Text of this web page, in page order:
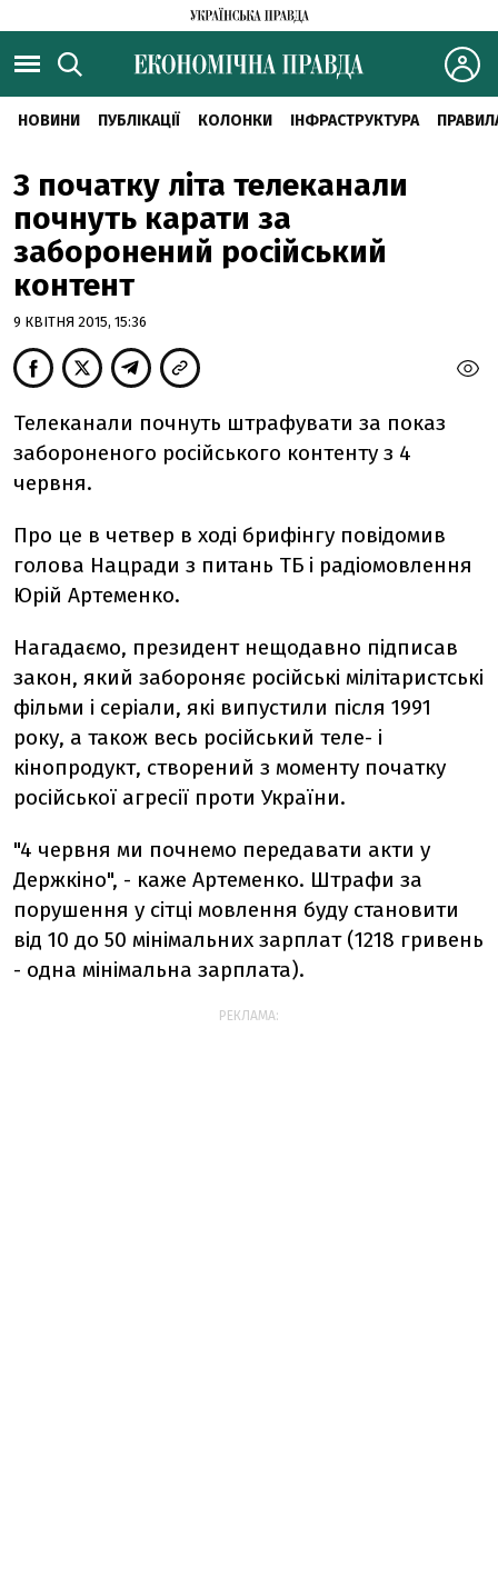
НОВИНИ ПУБЛІКАЦІЇ КОЛОНКИ ІНФРАСТРУКТУРА
З початку літа телеканали
почнуть карати за
заборонений російський
контент
9 КВІТНЯ 2015, 15:36
Телеканали почнуть штрафувати за показ
забороненого російського контенту з 4
червня.
Про це в четвер в ході брифінгу повідомив
голова Нацради з питань ТБ і радіомовлення
Юрій Артеменко.
Нагадаємо, президент нещодавно підписав
закон, який забороняє російські мілітаристські
фільми і серіали, які випустили після 1991
року, а також весь російський теле- і
кінопродукт, створений з моменту початку
російської агресії проти України.
"4 червня ми почнемо передавати акти у
Держкіно", - каже Артеменко. Штрафи за
порушення у сітці мовлення буду становити
від 10 до 50 мінімальних зарплат (1218 гривень
- одна мінімальна зарплата).
РЕКЛАМА: